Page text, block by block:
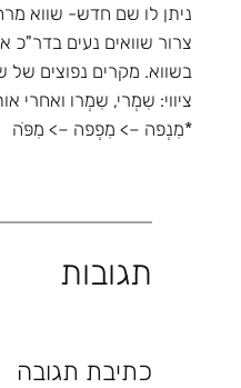
ניתן לו שם חדש- שווא
צרור שוואים נעים בדר"כ
בשווא. מקרים נפוצים של
ציווי: שִמְרי, שִמְרו ואחרי
*מִנְפה –> מִפְפה –> מִפֹּה
תגובות
כתיבת תגובה